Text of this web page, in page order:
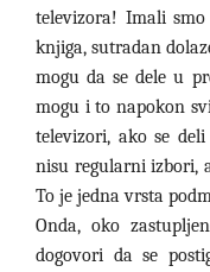
televizora! Imali
knjiga, sutradan
mogu da se dele u
mogu i to napokon
televizori, ako se
nisu regularni izbori,
To je jedna vrsta
Onda, oko
dogovori da se